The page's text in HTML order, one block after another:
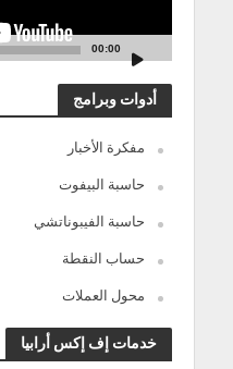
00:00
أدوات وبرامج
مفكرة الأخبار
حاسبة البيفوت
حاسبة الفيبوناتشي
حساب النقطة
محول العملات
خدمات إف إكس أرابيا